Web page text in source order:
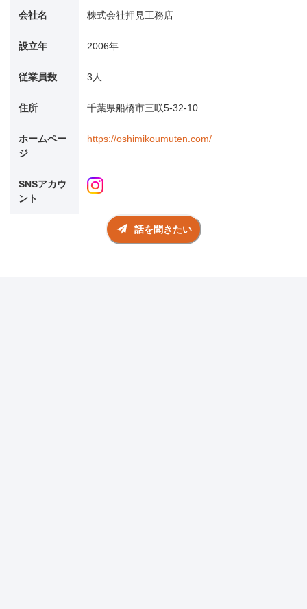
会社名 株式会社押見工務店
設立年 2006年
従業員数 3人
住所 千葉県船橋市三咲5-32-10
ホームペー
ジ
https://oshimikoumuten.com/
SNSアカウ
ント
話を聞きたい